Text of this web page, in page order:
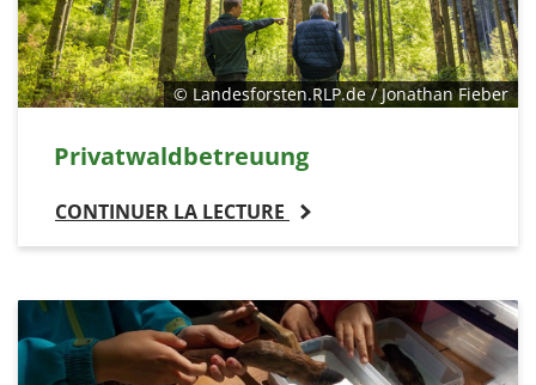
© Landesforsten.RLP.de / Jonathan Fieber
Privatwaldbetreuung
CONTINUER LA LECTURE